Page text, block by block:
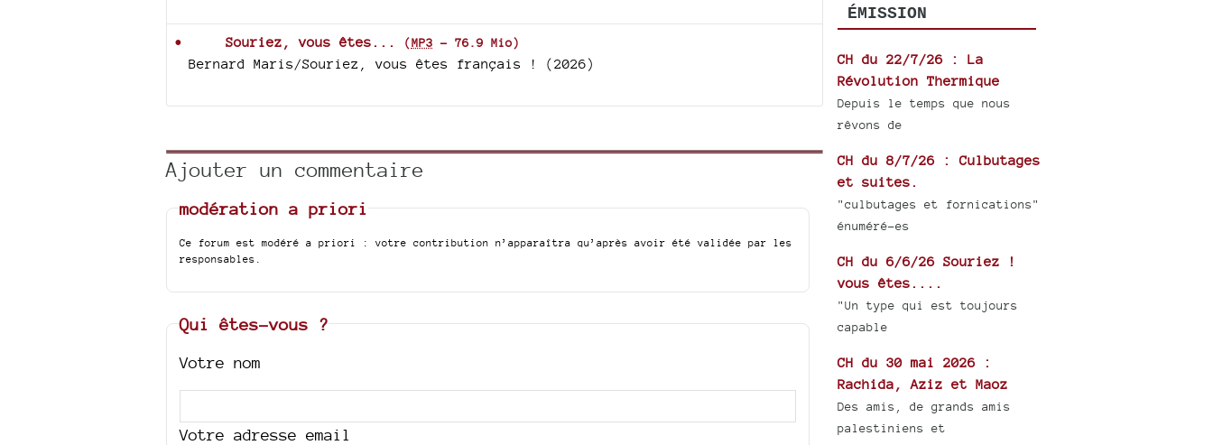
Souriez, vous êtes... (MP3 - 76.9 Mio)
Bernard Maris/Souriez, vous êtes français ! (2026)
Ajouter un commentaire
modération a priori
Ce forum est modéré a priori : votre contribution n’apparaîtra qu’après avoir été validée par les
responsables.
Qui êtes-vous ?
Votre nom
Votre adresse email
ÉMISSION
CH du 22/7/26 : La
Révolution Thermique
Depuis le temps que nous
rêvons de
CH du 8/7/26 : Culbutages
et suites.
"culbutages et fornications"
énuméré-es
CH du 6/6/26 Souriez !
vous êtes....
"Un type qui est toujours
capable
CH du 30 mai 2026 :
Rachida, Aziz et Maoz
Des amis, de grands amis
palestiniens et